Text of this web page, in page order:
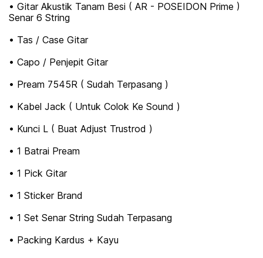
• Gitar Akustik Tanam Besi ( AR - POSEIDON Prime )
Senar 6 String
• Tas / Case Gitar
• Capo / Penjepit Gitar
• Pream 7545R ( Sudah Terpasang )
• Kabel Jack ( Untuk Colok Ke Sound )
• Kunci L ( Buat Adjust Trustrod )
• 1 Batrai Pream
• 1 Pick Gitar
• 1 Sticker Brand
• 1 Set Senar String Sudah Terpasang
• Packing Kardus + Kayu